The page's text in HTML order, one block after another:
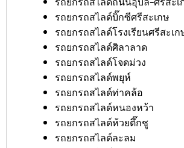
รถยกรถสไลด์บิ๊กซีศรีสะเกษ
รถยกรถสไลด์โรงเรียนศรีสะเก
รถยกรถสไลด์ศิลาลาด
รถยกรถสไลด์โจดม่วง
รถยกรถสไลด์พยุห์
รถยกรถสไลด์ท่าคล้อ
รถยกรถสไลด์หนองหว้า
รถยกรถสไลด์ห้วยตึ๊กชู
รถยกรถสไลด์ละลม